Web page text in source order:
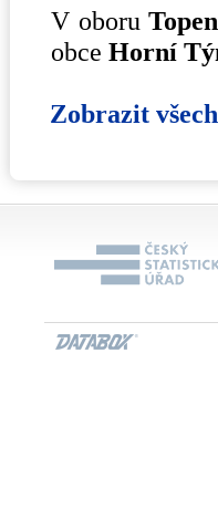
V oboru
obce Horní
Zobrazit